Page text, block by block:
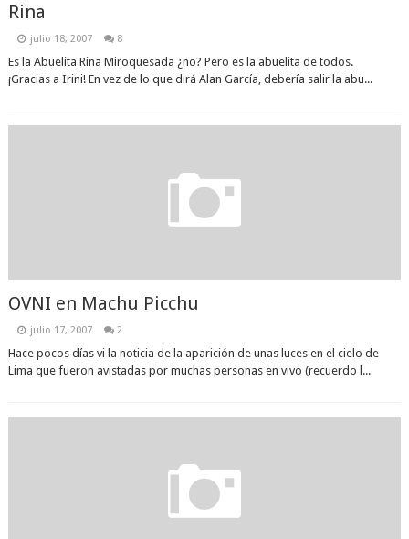
Rina
julio 18, 2007 8
Es la Abuelita Rina Miroquesada ¿no? Pero es la abuelita de todos.
¡Gracias a Irini! En vez de lo que dirá Alan García, debería salir la abu...
OVNI en Machu Picchu
julio 17, 2007 2
Hace pocos días vi la noticia de la aparición de unas luces en el cielo de
Lima que fueron avistadas por muchas personas en vivo (recuerdo l...